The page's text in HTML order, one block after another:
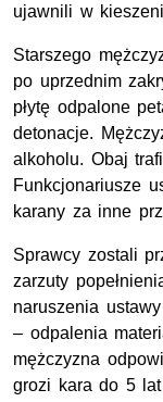
ujawnili w
Starszego
po uprzednim
płytę odpalone
detonacje.
alkoholu. Obaj
Funkcjonariusze
karany za inne
Sprawcy zostali
zarzuty
naruszenia
– odpalenia
mężczyzna
grozi kara do 5